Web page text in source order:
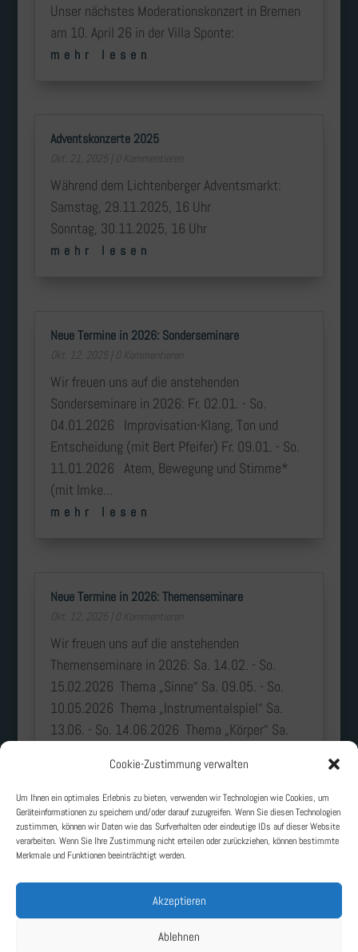
Cookie-Zustimmung verwalten
Um Ihnen ein optimales Erlebnis zu bieten, verwenden wir Technologien wie Cookies, um
Geräteinformationen zu speichern und/oder darauf zuzugreifen. Wenn Sie diesen Technologien
zustimmen, können wir Daten wie das Surfverhalten oder eindeutige IDs auf dieser Website
verarbeiten. Wenn Sie Ihre Zustimmung nicht erteilen oder zurückziehen, können bestimmte
Merkmale und Funktionen beeinträchtigt werden.
Akzeptieren
Ablehnen
Unser nächstes Moderationskonzert in Bremen
am 10. April 26 in der Villa Sponte:
mehr lesen
Adventskonzerte 2025
Okt. 21, 2025| 0 Kommentieren
Während dem Lichtenberger Adventsmarkt:
Samstag, 29.11.2025, 16 Uhr
Sonntag, 30.11.2025, 16 Uhr
mehr lesen
Neue Termine in 2026: Sonderseminare
Okt. 12, 2025| 0 Kommentieren
Wir freuen uns auf die anstehenden
Sonderseminare in 2026: Fr. 02.01. - So.
04.01.2026 Improvisation-Klang, Ton und
Entscheidung (mit Bert Pfeifer) Fr. 09.01. - So.
11.01.2026 Atem, Bewegung und Stimme*
(mit Imke...
mehr lesen
Neue Termine in 2026: Themenseminare
Okt. 12, 2025| 0 Kommentieren
Wir freuen uns auf die anstehenden
Themenseminare in 2026: Sa. 14.02. - So.
15.02.2026 Thema „Sinne“ Sa. 09.05. - So.
10.05.2026 Thema „Instrumentalspiel“ Sa.
13.06. - So. 14.06.2026 Thema „Körper“ Sa.
mehr lesen
« Ältere Einträge